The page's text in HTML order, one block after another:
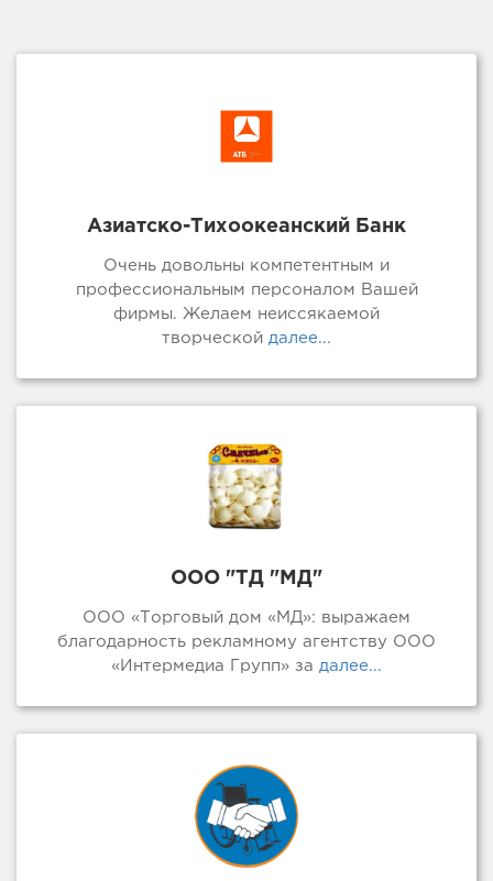
Азиатско-Тихоокеанский Банк
Очень довольны компетентным и
профессиональным персоналом Вашей
фирмы. Желаем неиссякаемой
творческой далее...
ООО "ТД "МД"
ООО «Торговый дом «МД»: выражаем
благодарность рекламному агентству ООО
«Интермедиа Групп» за далее...